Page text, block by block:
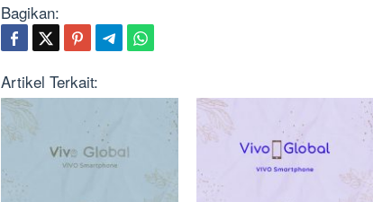
Bagikan:
Artikel Terkait: